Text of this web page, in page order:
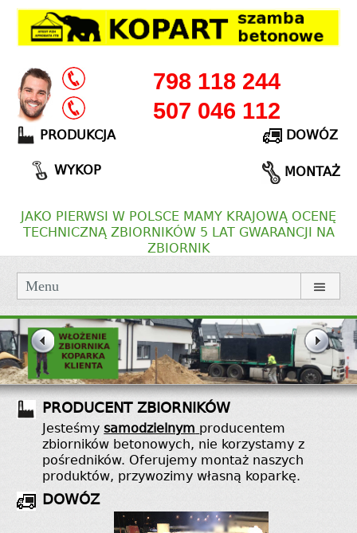
798 118 244
507 046 112
PRODUKCJA
WYKOP
DOWÓZ
MONTAŻ
JAKO PIERWSI W POLSCE MAMY KRAJOWĄ OCENĘ
TECHNICZNĄ ZBIORNIKÓW 5 LAT GWARANCJI NA
ZBIORNIK
Menu
PRODUCENT ZBIORNIKÓW
Jesteśmysamodzielnymproducentem
zbiorników betonowych, nie korzystamy z
pośredników. Oferujemy montaż naszych
produktów, przywozimy własną koparkę.
DOWÓZ